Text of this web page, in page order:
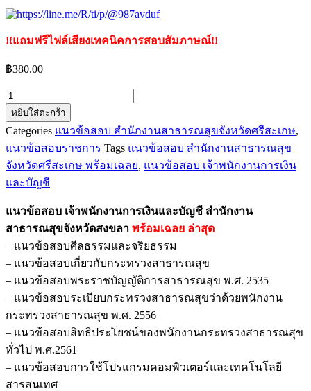
!!แถมฟรีไฟล์เสียงเทคนิคการสอบสัมภาษณ์!!
฿380.00
จำนวน
แนว
ข้อสอบ
เจ้า
พนักงาน
การ
และ
บัญชี
สํา
นักงาน
สาธารณสุข
จังหวัด
สงขลา
ชิ้น
หยิบใส่ตะกร้า
Categories แนวข้อสอบ สํานักงานสาธารณสุขจังหวัดศรีสะเกษ,
แนวข้อสอบราชการ Tags แนวข้อสอบ สํานักงานสาธารณสุข
จังหวัดศรีสะเกษ พร้อมเฉลย, แนวข้อสอบ เจ้าพนักงานการเงิน
และบัญชี
แนวข้อสอบ เจ้าพนักงานการเงินและบัญชี สํานักงาน
สาธารณสุขจังหวัดสงขลา พร้อมเฉลย ล่าสุด
– แนวข้อสอบศีลธรรมและจริยธรรม
– แนวข้อสอบเกี่ยวกับกระทรวงสาธารณสุข
– แนวข้อสอบพระราชบัญญัติการสาธารณสุข พ.ศ. 2535
– แนวข้อสอบระเบียบกระทรวงสาธารณสุขว่าด้วยพนักงาน
กระทรวงสาธารณสุข พ.ศ. 2556
– แนวข้อสอบสิทธิประโยชน์ของพนักงานกระทรวงสาธารณสุข
ทั่วไป พ.ศ.2561
– แนวข้อสอบการใช้โปรแกรมคอมพิวเตอร์และเทคโนโลยี
สารสนเทศ